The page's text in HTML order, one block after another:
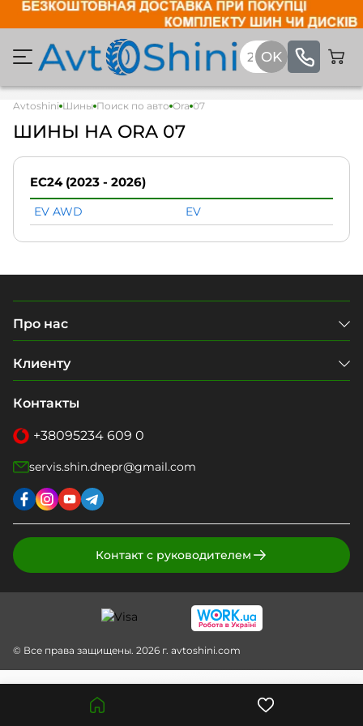
Avtoshini Шины Поиск по авто Ora 07
ШИНЫ НА ORA 07
EC24 (2023 - 2026)
EV AWD EV
Про нас
Клиенту
Контакты
+38095234 609 0
servis.shin.dnepr@gmail.com
Контакт с руководителем
© Все права защищены. 2026 г. avtoshini.com